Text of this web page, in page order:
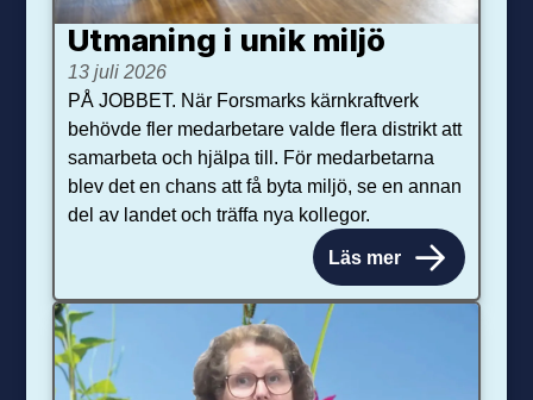
Utmaning i unik miljö
13 juli 2026
PÅ JOBBET. När Forsmarks kärnkraftverk
behövde fler medarbetare valde flera distrikt att
samarbeta och hjälpa till. För medarbetarna
blev det en chans att få byta miljö, se en annan
del av landet och träffa nya kollegor.
Läs mer